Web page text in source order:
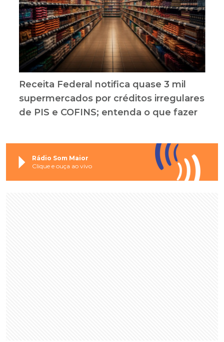
Receita Federal notifica quase 3 mil
supermercados por créditos irregulares
de PIS e COFINS; entenda o que fazer
Rádio Som Maior
Clique e ouça ao vivo